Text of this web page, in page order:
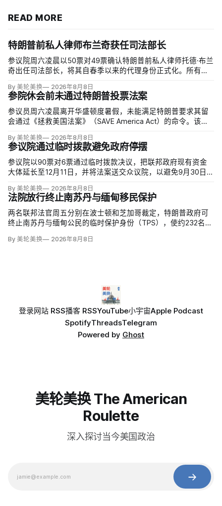
READ MORE
特朗普前私人律师布兰奇获任司法部长
参议院周六凌晨以50票对49票确认特朗普前私人律师托德·布兰
奇出任司法部长，将其自春季以来的代理身份正式化。所有出
斯倒戈；长期因健康缺席的米奇·麦康奈尔未投票。比尔·卡西迪
最终支持，使提名得以过关。
By 美轮美换 2026年8月8日
参院休会前未通过特朗普投票法案
参议员周六凌晨离开华盛顿度暑假，未能满足特朗普要求其留
会通过《拯救美国法案》（SAVE America Act）的命令。该法
足够支持，更不可能达到参议院推进多数法案所需的60票。
By 美轮美换 2026年8月8日
参议院通过临时拨款避免政府停摆
参议院以90票对6票通过临时拨款决议，把联邦政府现有资金
大体延长至12月11日，并将法案送交众议院，以避免9月30日财
依靠共和党支持的版本多维持一周；参议院多数法案需60票推
进，共和党领导层因此与民主党拨款负责人谈判。
By 美轮美换 2026年8月8日
法院放行终止南苏丹与缅甸移民保护
两名联邦法官周五分别在波士顿和芝加哥裁定，特朗普政府可
终止南苏丹与缅甸公民的临时保护身份（TPS），使约232名南
障。两国分别因长期武装冲突及2021年军事政变后动荡而获指
By 美轮美换 2026年8月8日
登录网站 RSS播客 RSSYouTube小宇宙Apple Podcast
SpotifyThreadsTelegram
Powered by Ghost
美轮美换 The American
Roulette
深入探讨当今美国政治